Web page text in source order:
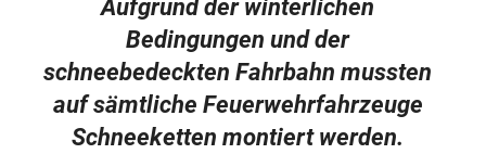
Aufgrund der winterlichen
Bedingungen und der
schneebedeckten Fahrbahn mussten
auf sämtliche Feuerwehrfahrzeuge
Schneeketten montiert werden.